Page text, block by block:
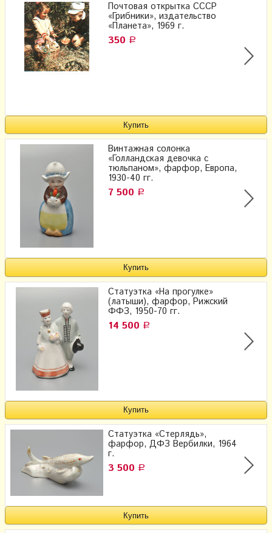
Почтовая открытка СССР
«Грибники», издательство
«Планета», 1969 г.
350 Р
Винтажная солонка
«Голландская девочка с
тюльпаном», фарфор, Европа,
1930-40 гг.
7 500 Р
Статуэтка «На прогулке»
(латыши), фарфор, Рижский
ФФЗ, 1950-70 гг.
14 500 Р
Статуэтка «Стерлядь»,
фарфор, ДФЗ Вербилки, 1964
г.
3 500 Р